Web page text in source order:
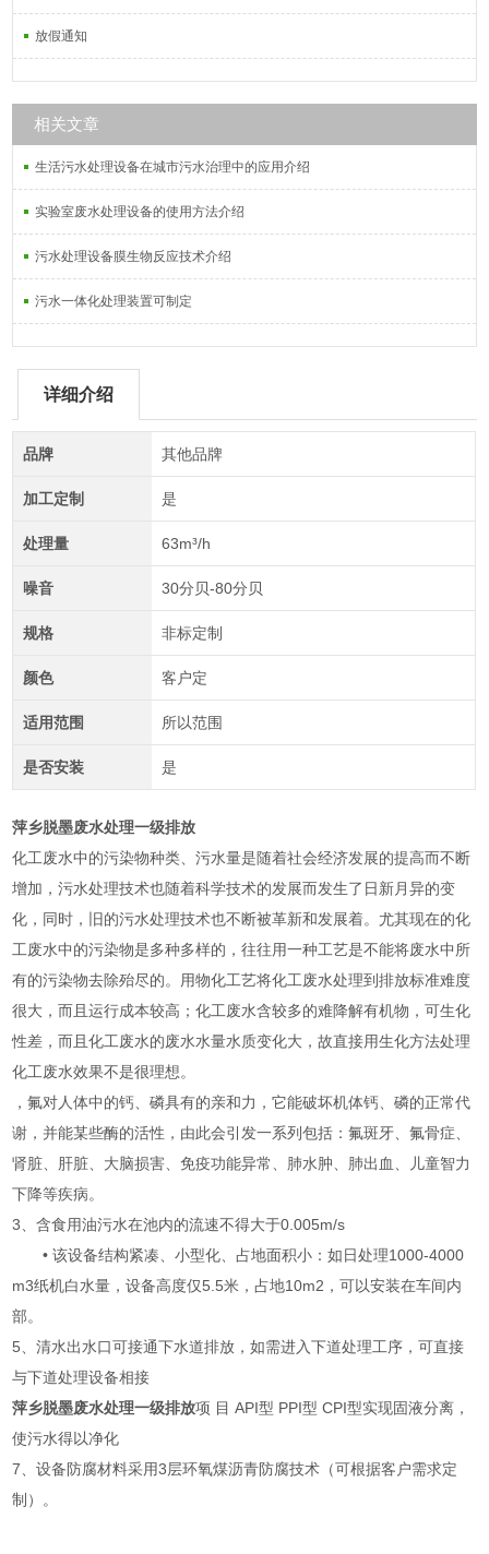
放假通知
相关文章
生活污水处理设备在城市污水治理中的应用介绍
实验室废水处理设备的使用方法介绍
污水处理设备膜生物反应技术介绍
污水一体化处理装置可制定
详细介绍
品牌 其他品牌
加工定制 是
处理量 63m³/h
噪音 30分贝-80分贝
规格 非标定制
颜色 客户定
适用范围 所以范围
是否安装 是
萍乡脱墨废水处理一级排放
化工废水中的污染物种类、污水量是随着社会经济发展的提高而不断
增加，污水处理技术也随着科学技术的发展而发生了日新月异的变
化，同时，旧的污水处理技术也不断被革新和发展着。尤其现在的化
工废水中的污染物是多种多样的，往往用一种工艺是不能将废水中所
有的污染物去除殆尽的。用物化工艺将化工废水处理到排放标准难度
很大，而且运行成本较高；化工废水含较多的难降解有机物，可生化
性差，而且化工废水的废水水量水质变化大，故直接用生化方法处理
化工废水效果不是很理想。
，氟对人体中的钙、磷具有的亲和力，它能破坏机体钙、磷的正常代
谢，并能某些酶的活性，由此会引发一系列包括：氟斑牙、氟骨症、
肾脏、肝脏、大脑损害、免疫功能异常、肺水肿、肺出血、儿童智力
下降等疾病。
3、含食用油污水在池内的流速不得大于0.005m/s
• 该设备结构紧凑、小型化、占地面积小：如日处理1000-4000
m3纸机白水量，设备高度仅5.5米，占地10m2，可以安装在车间内
部。
5、清水出水口可接通下水道排放，如需进入下道处理工序，可直接
与下道处理设备相接
萍乡脱墨废水处理一级排放项 目 API型 PPI型 CPI型实现固液分离，
使污水得以净化
7、设备防腐材料采用3层环氧煤沥青防腐技术（可根据客户需求定
制）。